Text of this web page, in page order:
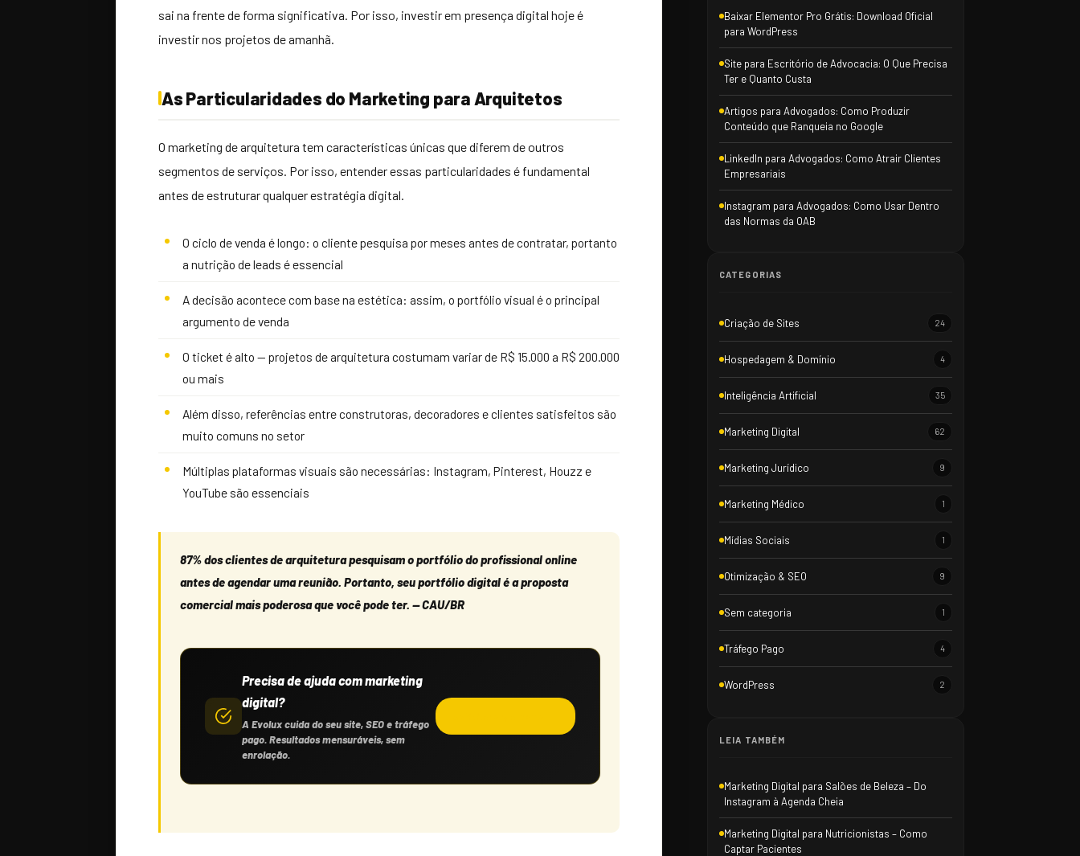
sai na frente de forma significativa. Por isso, investir em presença digital hoje é
investir nos projetos de amanhã.
As Particularidades do Marketing para Arquitetos
O marketing de arquitetura tem características únicas que diferem de outros
segmentos de serviços. Por isso, entender essas particularidades é fundamental
antes de estruturar qualquer estratégia digital.
O ciclo de venda é longo: o cliente pesquisa por meses antes de contratar, portanto
a nutrição de leads é essencial
A decisão acontece com base na estética: assim, o portfólio visual é o principal
argumento de venda
O ticket é alto — projetos de arquitetura costumam variar de R$ 15.000 a R$ 200.000
ou mais
Além disso, referências entre construtoras, decoradores e clientes satisfeitos são
muito comuns no setor
Múltiplas plataformas visuais são necessárias: Instagram, Pinterest, Houzz e
YouTube são essenciais
87% dos clientes de arquitetura pesquisam o portfólio do profissional online
antes de agendar uma reunião. Portanto, seu portfólio digital é a proposta
comercial mais poderosa que você pode ter. — CAU/BR
Precisa de ajuda com marketing
digital?
A Evolux cuida do seu site, SEO e tráfego
pago. Resultados mensuráveis, sem
enrolação.
Baixar Elementor Pro Grátis: Download Oficial
para WordPress
Site para Escritório de Advocacia: O Que Precisa
Ter e Quanto Custa
Artigos para Advogados: Como Produzir
Conteúdo que Ranqueia no Google
LinkedIn para Advogados: Como Atrair Clientes
Empresariais
Instagram para Advogados: Como Usar Dentro
das Normas da OAB
CATEGORIAS
Criação de Sites 24
Hospedagem & Domínio 4
Inteligência Artificial 35
Marketing Digital 62
Marketing Jurídico 9
Marketing Médico 1
Mídias Sociais 1
Otimização & SEO 9
Sem categoria 1
Tráfego Pago 4
WordPress 2
LEIA TAMBÉM
Marketing Digital para Salões de Beleza – Do
Instagram à Agenda Cheia
Marketing Digital para Nutricionistas – Como
Captar Pacientes